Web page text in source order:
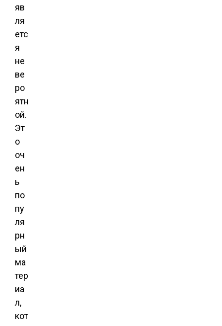
яв
ля
етс
я
не
ве
ро
ятн
ой.
Эт
о
оч
ен
ь
по
пу
ля
рн
ый
ма
тер
иа
л,
кот